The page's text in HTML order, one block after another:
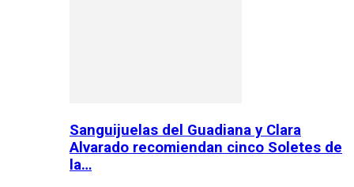
Sanguijuelas del Guadiana y Clara
Alvarado recomiendan cinco Soletes de
la…